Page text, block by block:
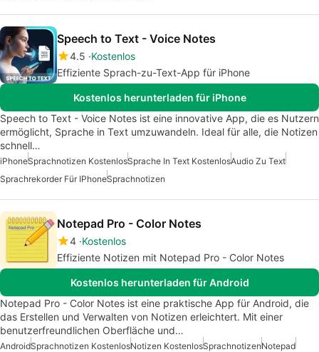
Speech to Text - Voice Notes
4.5 Kostenlos
Effiziente Sprach-zu-Text-App für iPhone
Kostenlos herunterladen für iPhone
Speech to Text - Voice Notes ist eine innovative App, die es Nutzern
ermöglicht, Sprache in Text umzuwandeln. Ideal für alle, die Notizen
schnell…
iPhoneSprachnotizen KostenlosSprache In Text KostenlosAudio Zu Text
Sprachrekorder Für IPhoneSprachnotizen
Notepad Pro - Color Notes
4 Kostenlos
Effiziente Notizen mit Notepad Pro - Color Notes
Kostenlos herunterladen für Android
Notepad Pro - Color Notes ist eine praktische App für Android, die
das Erstellen und Verwalten von Notizen erleichtert. Mit einer
benutzerfreundlichen Oberfläche und…
AndroidSprachnotizen KostenlosNotizen KostenlosSprachnotizenNotepad